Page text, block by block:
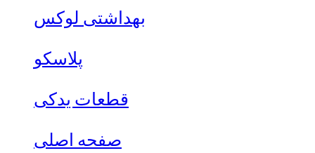
بهداشتی لوکس
پلاسکو
قطعات یدکی
صفحه اصلی